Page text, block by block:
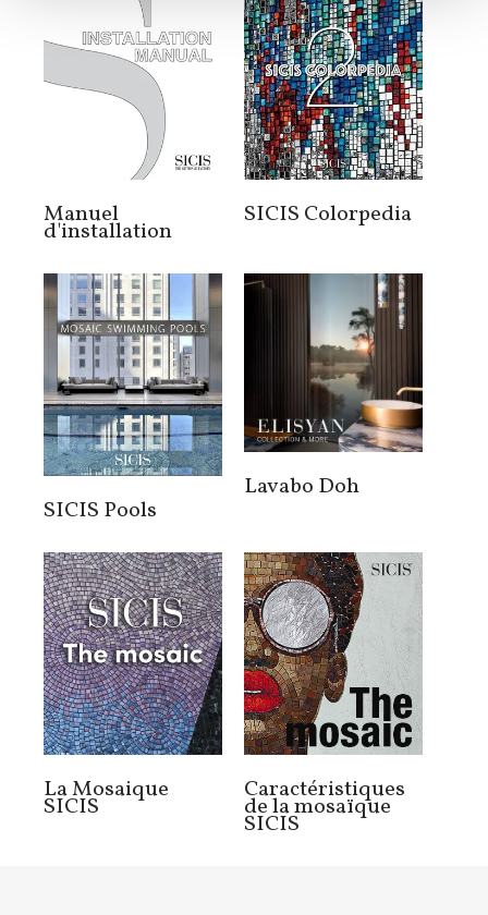
Manuel
d'installation
SICIS Colorpedia
SICIS Pools
Lavabo Doh
La Mosaique
SICIS
Caractéristiques
de la mosaïque
SICIS